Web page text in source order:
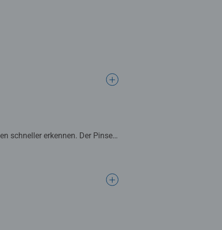
schneller erkennen. Der Pinsel